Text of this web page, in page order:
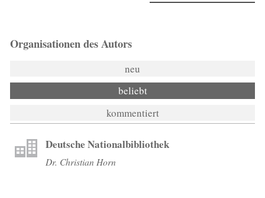
Organisationen des Autors
neu
beliebt
kommentiert
Deutsche Nationalbibliothek
Dr. Christian Horn